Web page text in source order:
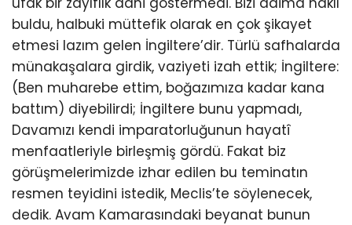
buldu, halbuki müttefik olarak en çok şikayet
etmesi lazım gelen İngiltere’dir. Türlü safhalarda
münakaşalara girdik, vaziyeti izah ettik; İngiltere:
(Ben muharebe ettim, boğazımıza kadar kana
battım) diyebilirdi; İngiltere bunu yapmadı,
Davamızı kendi imparatorluğunun hayatî
menfaatleriyle birleşmiş gördü. Fakat biz
görüşmelerimizde izhar edilen bu teminatın
resmen teyidini istedik, Meclis’te söylenecek,
dedik. Avam Kamarasındaki beyanat bunun